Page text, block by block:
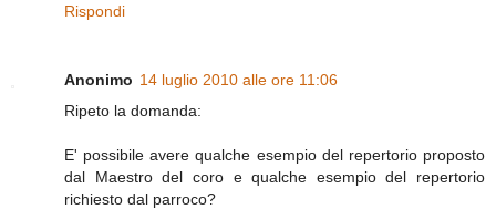
Rispondi
Anonimo 14 luglio 2010 alle ore 11:06
Ripeto la domanda:
E' possibile avere qualche esempio del repertorio proposto
dal Maestro del coro e qualche esempio del repertorio
richiesto dal parroco?